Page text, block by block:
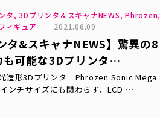
タ, 3Dプリンタ＆スキャナNEWS,
ィギュア
2021.06.09
タ&スキャナNEWS】驚異
も可能な3Dプリンタ…
造形3Dプリンタ「Phrozen Sonic Mega
ンチサイズにも関わらず、LCD …